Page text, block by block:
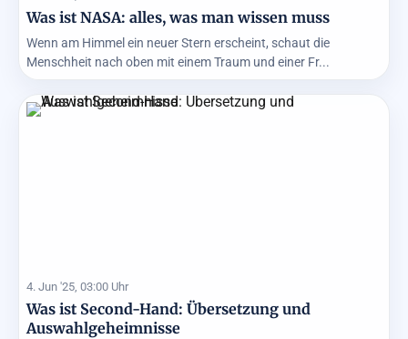
Was ist NASA: alles, was man wissen muss
Wenn am Himmel ein neuer Stern erscheint, schaut die
Menschheit nach oben mit einem Traum und einer Fr...
4. Jun '25, 03:00 Uhr
Was ist Second-Hand: Übersetzung und
Auswahlgeheimnisse